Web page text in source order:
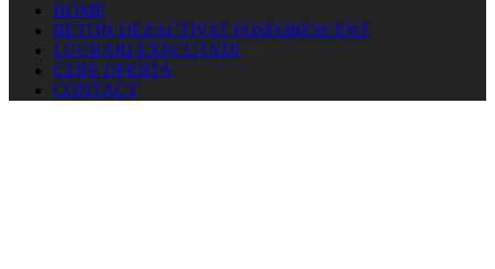
HOME
BETON DEZACTIVAT FOSFORESCENT
LUCRARI EXECUTATE
CERE OFERTA
CONTACT